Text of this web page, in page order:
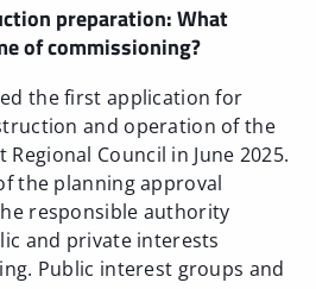
preparation: What
of commissioning?
the first application for
and operation of the
Council in June 2025.
the planning approval
responsible authority
and private interests
Public interest groups and